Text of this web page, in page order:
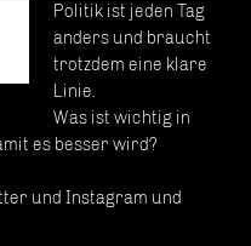
Politik ist jeden Tag
anders und braucht
trotzdem eine klare
Linie.
Was ist wichtig in
es besser wird?
und Instagram und